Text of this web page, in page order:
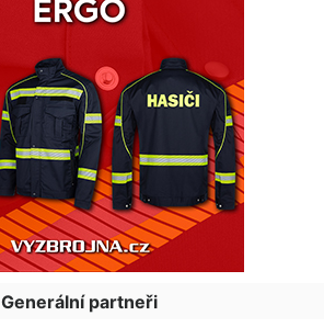
Generální partneři